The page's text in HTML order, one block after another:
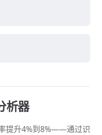
析器
提升4%到8%——通过识